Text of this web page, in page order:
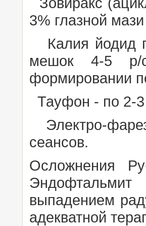
3% глазной
Калия йодид
мешок 4-5 р/
формировании
Тауфон - по 2-3
Электро-
сеансов.
Осложнения
выпадением
адекватной